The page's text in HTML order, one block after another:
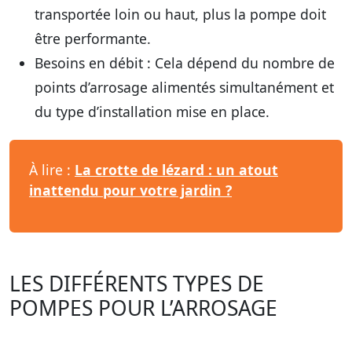
transportée loin ou haut, plus la pompe doit
être performante.
Besoins en débit : Cela dépend du nombre de
points d’arrosage alimentés simultanément et
du type d’installation mise en place.
À lire : La crotte de lézard : un atout
inattendu pour votre jardin ?
LES DIFFÉRENTS TYPES DE
POMPES POUR L’ARROSAGE